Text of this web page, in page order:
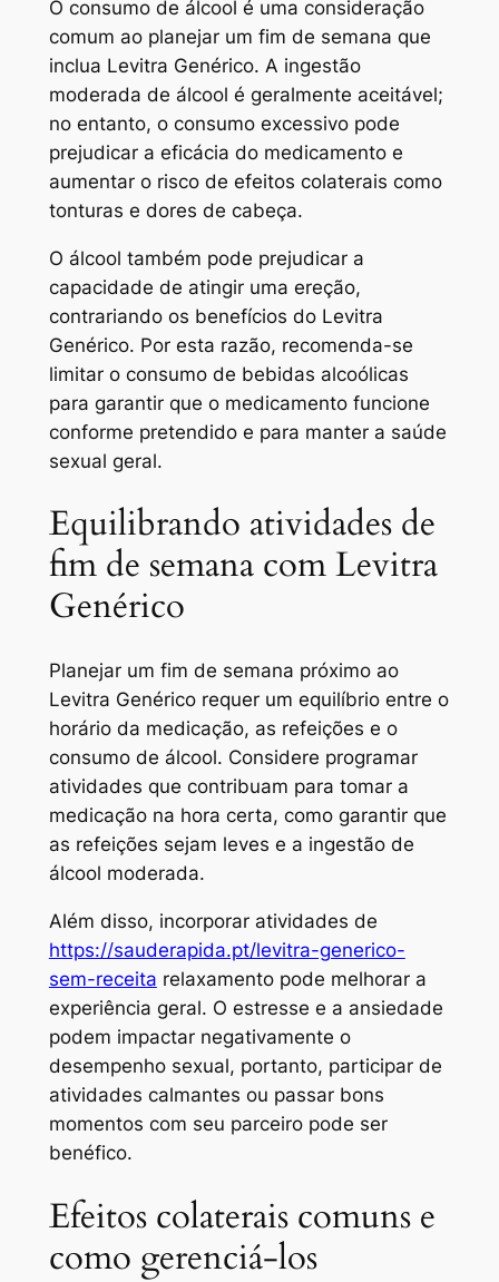
O consumo de álcool é uma consideração
comum ao planejar um fim de semana que
inclua Levitra Genérico. A ingestão
moderada de álcool é geralmente aceitável;
no entanto, o consumo excessivo pode
prejudicar a eficácia do medicamento e
aumentar o risco de efeitos colaterais como
tonturas e dores de cabeça.
O álcool também pode prejudicar a
capacidade de atingir uma ereção,
contrariando os benefícios do Levitra
Genérico. Por esta razão, recomenda-se
limitar o consumo de bebidas alcoólicas
para garantir que o medicamento funcione
conforme pretendido e para manter a saúde
sexual geral.
Equilibrando atividades de
fim de semana com Levitra
Genérico
Planejar um fim de semana próximo ao
Levitra Genérico requer um equilíbrio entre o
horário da medicação, as refeições e o
consumo de álcool. Considere programar
atividades que contribuam para tomar a
medicação na hora certa, como garantir que
as refeições sejam leves e a ingestão de
álcool moderada.
Além disso, incorporar atividades de
https://sauderapida.pt/levitra-generico-
sem-receita relaxamento pode melhorar a
experiência geral. O estresse e a ansiedade
podem impactar negativamente o
desempenho sexual, portanto, participar de
atividades calmantes ou passar bons
momentos com seu parceiro pode ser
benéfico.
Efeitos colaterais comuns e
como gerenciá-los